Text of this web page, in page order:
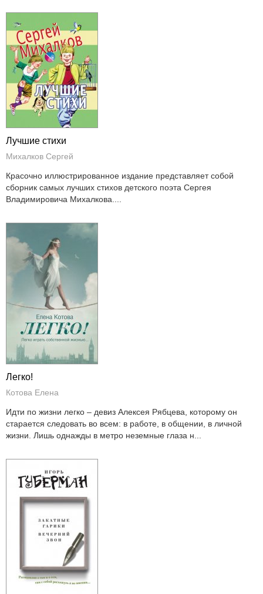
Лучшие стихи
Михалков Сергей
Красочно иллюстрированное издание представляет собой
сборник самых лучших стихов детского поэта Сергея
Владимировича Михалкова....
Легко!
Котова Елена
Идти по жизни легко – девиз Алексея Рябцева, которому он
старается следовать во всем: в работе, в общении, в личной
жизни. Лишь однажды в метро неземные глаза н...